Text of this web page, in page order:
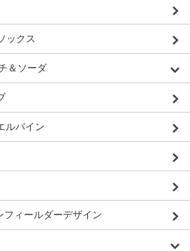
ックス
＆ソーダ
ルバイン
フィールダーデザイン